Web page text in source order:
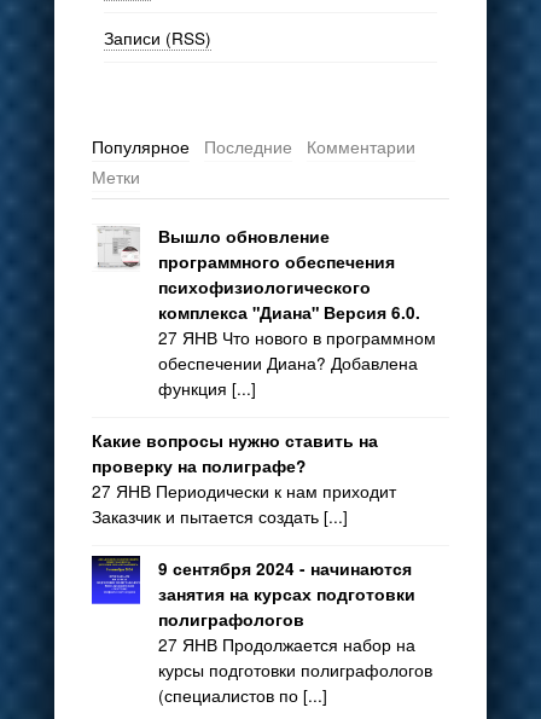
Записи (RSS)
Популярное Последние
Комментарии
Метки
Вышло обновление
программного обеспечения
психофизиологического
комплекса "Диана" Версия 6.0.
27 ЯНВ Что нового в программном
обеспечении Диана? Добавлена
функция [...]
Какие вопросы нужно ставить на
проверку на полиграфе?
27 ЯНВ Периодически к нам приходит
Заказчик и пытается создать [...]
9 сентября 2024 - начинаются
занятия на курсах подготовки
полиграфологов
27 ЯНВ Продолжается набор на
курсы подготовки полиграфологов
(специалистов по [...]